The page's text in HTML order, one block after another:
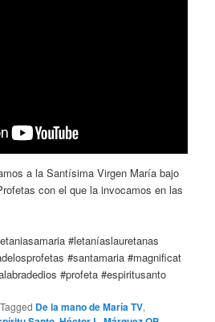
a la Santísima Virgen María bajo
con el que la invocamos en las
#letaníaslauretanas
#santamaria #magnificat
#profeta #espiritusanto
Tagged De la mano de María TV,